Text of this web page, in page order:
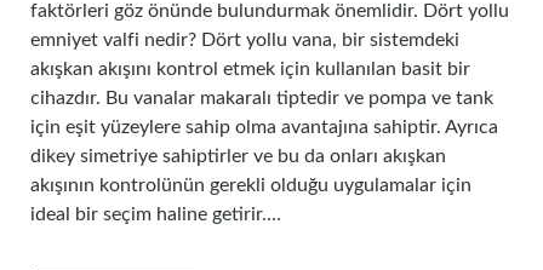
faktörleri göz önünde bulundurmak önemlidir. Dört yollu
emniyet valfi nedir? Dört yollu vana, bir sistemdeki
akışkan akışını kontrol etmek için kullanılan basit bir
cihazdır. Bu vanalar makaralı tiptedir ve pompa ve tank
için eşit yüzeylere sahip olma avantajına sahiptir. Ayrıca
dikey simetriye sahiptirler ve bu da onları akışkan
akışının kontrolünün gerekli olduğu uygulamalar için
ideal bir seçim haline getirir.…